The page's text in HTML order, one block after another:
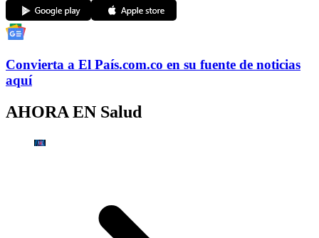
Convierta a El País.com.co en su fuente de noticias
aquí
AHORA EN Salud